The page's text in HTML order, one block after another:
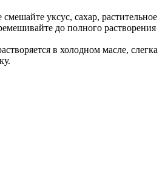
уксус, сахар, растительное
до полного растворения
в холодном масле, слегка